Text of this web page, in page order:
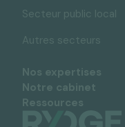
Secteur public local
Autres secteurs
Nos expertises
Notre cabinet
Ressources